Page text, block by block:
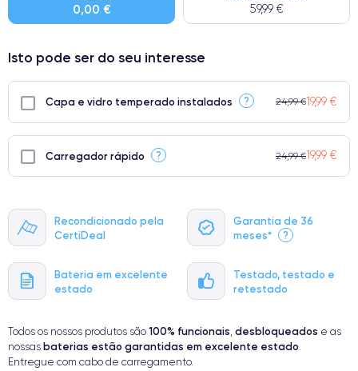
Recondicionado pela
CertiDeal
Garantia de 36
meses*
?
Bateria em excelente
estado
Testado, testado e
retestado
● Apenas 5% dos nossos telefones atingem a classificação
0,00 €
59,99 €
Isto pode ser do seu interesse
Capa e vidro temperado instalados ? 24,99 €19,99 €
Carregador rápido ? 24,99 €19,99 €
Todos os nossos produtos são 100% funcionais, desbloqueados e as
nossas baterias estão garantidas em excelente estado.
Entregue com cabo de carregamento.